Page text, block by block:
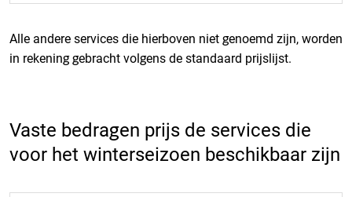
Alle andere services die hierboven niet genoemd zijn, worden
in rekening gebracht volgens de standaard prijslijst.
Vaste bedragen prijs de services die
voor het winterseizoen beschikbaar zijn